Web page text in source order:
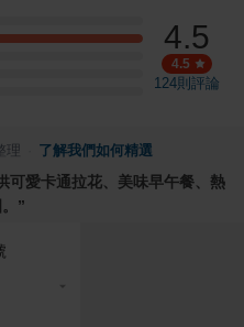
4.5
4.5
124則評論
理 了解我們如何精選
可愛卡通拉花、美味早午餐、熱
”